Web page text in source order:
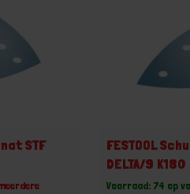
STF
FESTOOL
DELTA/9 K180
Voorraad: 74 op